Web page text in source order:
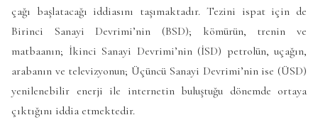
çağı başlatacağı iddiasını taşımaktadır. Tezini ispat için de
Birinci Sanayi Devrimi’nin (BSD); kömürün, trenin ve
matbaanın; İkinci Sanayi Devrimi’nin (İSD) petrolün, uçağın,
arabanın ve televizyonun; Üçüncü Sanayi Devrimi’nin ise (ÜSD)
yenilenebilir enerji ile internetin buluştuğu dönemde ortaya
çıktığını iddia etmektedir.